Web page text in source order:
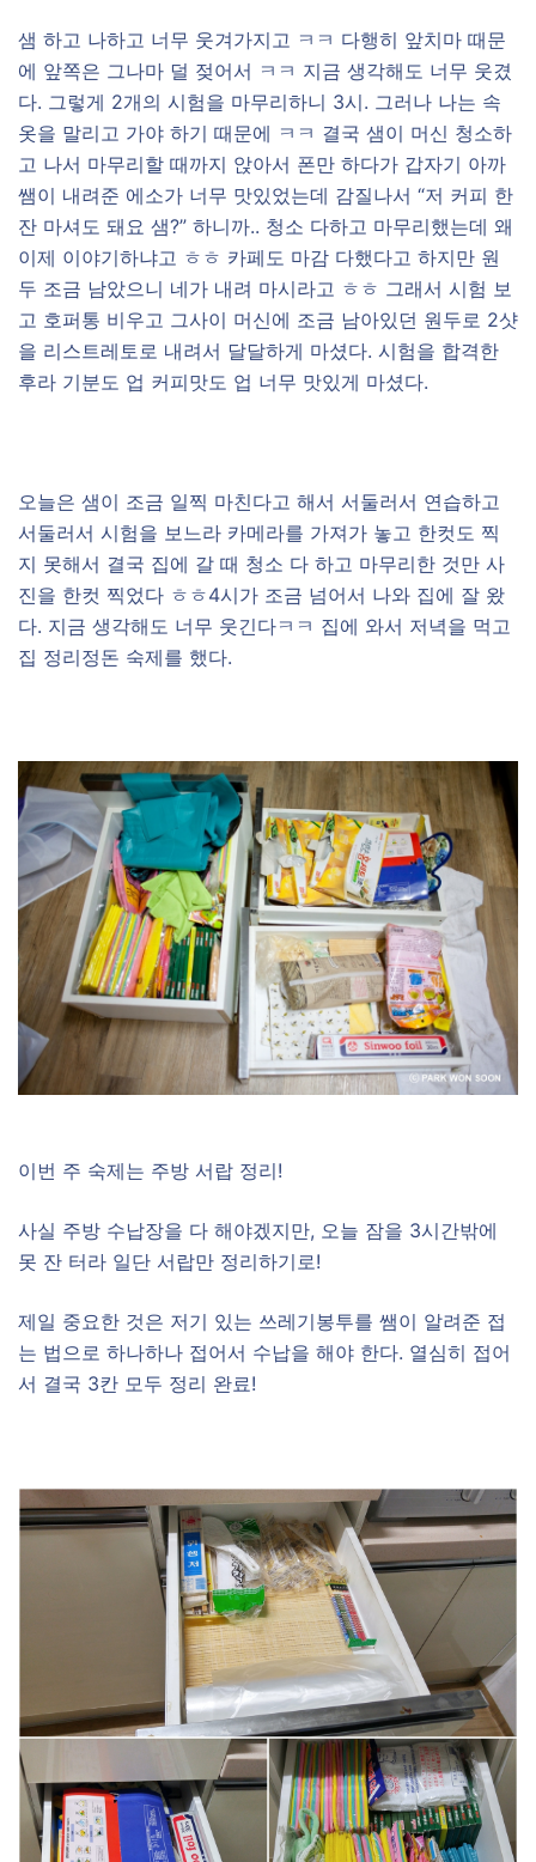
샘 하고 나하고 너무 웃겨가지고 ㅋㅋ 다행히 앞치마 때문
에 앞쪽은 그나마 덜 젖어서 ㅋㅋ 지금 생각해도 너무 웃겼
다. 그렇게 2개의 시험을 마무리하니 3시. 그러나 나는 속
옷을 말리고 가야 하기 때문에 ㅋㅋ 결국 샘이 머신 청소하
고 나서 마무리할 때까지 앉아서 폰만 하다가 갑자기 아까
쌤이 내려준 에소가 너무 맛있었는데 감질나서 “저 커피 한
잔 마셔도 돼요 샘?” 하니까.. 청소 다하고 마무리했는데 왜
이제 이야기하냐고 ㅎㅎ 카페도 마감 다했다고 하지만 원
두 조금 남았으니 네가 내려 마시라고 ㅎㅎ 그래서 시험 보
고 호퍼통 비우고 그사이 머신에 조금 남아있던 원두로 2샷
을 리스트레토로 내려서 달달하게 마셨다. 시험을 합격한
후라 기분도 업 커피맛도 업 너무 맛있게 마셨다.
오늘은 샘이 조금 일찍 마친다고 해서 서둘러서 연습하고
서둘러서 시험을 보느라 카메라를 가져가 놓고 한컷도 찍
지 못해서 결국 집에 갈 때 청소 다 하고 마무리한 것만 사
진을 한컷 찍었다 ㅎㅎ4시가 조금 넘어서 나와 집에 잘 왔
다. 지금 생각해도 너무 웃긴다ㅋㅋ 집에 와서 저녁을 먹고
집 정리정돈 숙제를 했다.
이번 주 숙제는 주방 서랍 정리!
사실 주방 수납장을 다 해야겠지만, 오늘 잠을 3시간밖에
못 잔 터라 일단 서랍만 정리하기로!
제일 중요한 것은 저기 있는 쓰레기봉투를 쌤이 알려준 접
는 법으로 하나하나 접어서 수납을 해야 한다. 열심히 접어
서 결국 3칸 모두 정리 완료!